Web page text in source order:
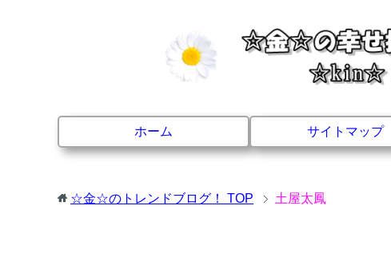
ホーム サイトマップ
☆金☆のトレンドブログ！ TOP 土屋太鳳